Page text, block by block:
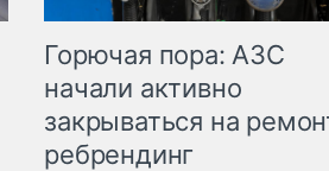
Горючая пора: АЗС
начали активно
закрываться на
ребрендинг